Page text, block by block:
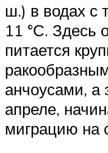
ш.) в водах с
11 °С. Здесь
питается
анчоусами, а
апреле,
миграцию на